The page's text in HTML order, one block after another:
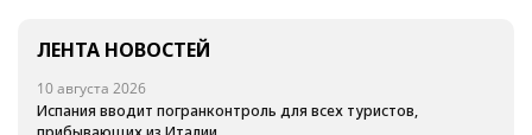
ЛЕНТА НОВОСТЕЙ
10 августа 2026
Испания вводит погранконтроль для всех туристов,